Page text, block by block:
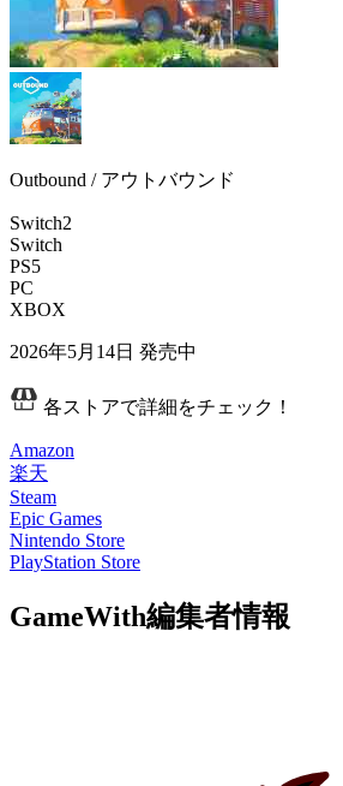
Outbound / アウトバウンド
Switch2
Switch
PS5
PC
XBOX
2026年5月14日 発売中
各ストアで詳細をチェック！
Amazon
楽天
Steam
Epic Games
Nintendo Store
PlayStation Store
GameWith編集者情報